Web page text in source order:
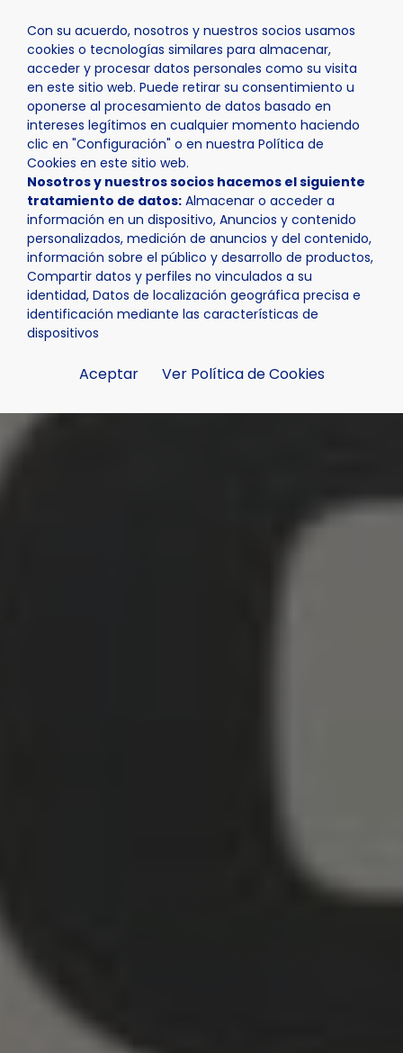
Con su acuerdo, nosotros y nuestros socios usamos
cookies o tecnologías similares para almacenar,
acceder y procesar datos personales como su visita
en este sitio web. Puede retirar su consentimiento u
oponerse al procesamiento de datos basado en
intereses legítimos en cualquier momento haciendo
clic en "Configuración" o en nuestra Política de
Cookies en este sitio web.
Nosotros y nuestros socios hacemos el siguiente
tratamiento de datos: Almacenar o acceder a
información en un dispositivo, Anuncios y contenido
personalizados, medición de anuncios y del contenido,
información sobre el público y desarrollo de productos,
Compartir datos y perfiles no vinculados a su
identidad, Datos de localización geográfica precisa e
identificación mediante las características de
dispositivos
Aceptar Ver Política de Cookies
Inicio Actualidad Noticias Noticia - Arranca la